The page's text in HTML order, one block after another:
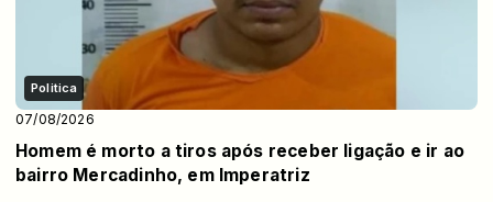
Politica
07/08/2026
Homem é morto a tiros após receber ligação e ir ao
bairro Mercadinho, em Imperatriz